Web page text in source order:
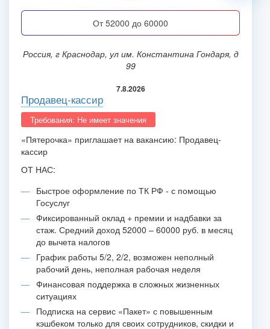
от 52000 до 60000
Россия, г Краснодар, ул им. Константина Гондаря, д
99
7.8.2026
Продавец-кассир
Требования: Не имеет значения
«Пятерочка» приглашает на вакансию: Продавец-
кассир
ОТ НАС:
Быстрое оформление по ТК РФ - с помощью
Госуслуг
Фиксированный оклад + премии и надбавки за
стаж. Средний доход 52000 – 60000 руб. в месяц
до вычета налогов
График работы 5/2, 2/2, возможен неполный
рабочий день, неполная рабочая неделя
Финансовая поддержка в сложных жизненных
ситуациях
Подписка на сервис «Пакет» с повышенным
кэшбеком только для своих сотрудников, скидки и